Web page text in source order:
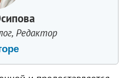
Редактор